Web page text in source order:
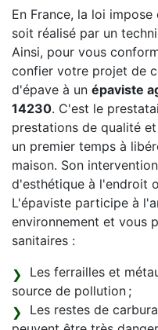
En France, la loi
soit réalisé par un
Ainsi, pour vous
confier votre projet de
d'épave à un épaviste
14230. C'est le
prestations de qualité
un premier temps à
maison. Son
d'esthétique à l'endroit
L'épaviste participe à
environnement et vous
sanitaires :
Les ferrailles et
source de pollution ;
Les restes de